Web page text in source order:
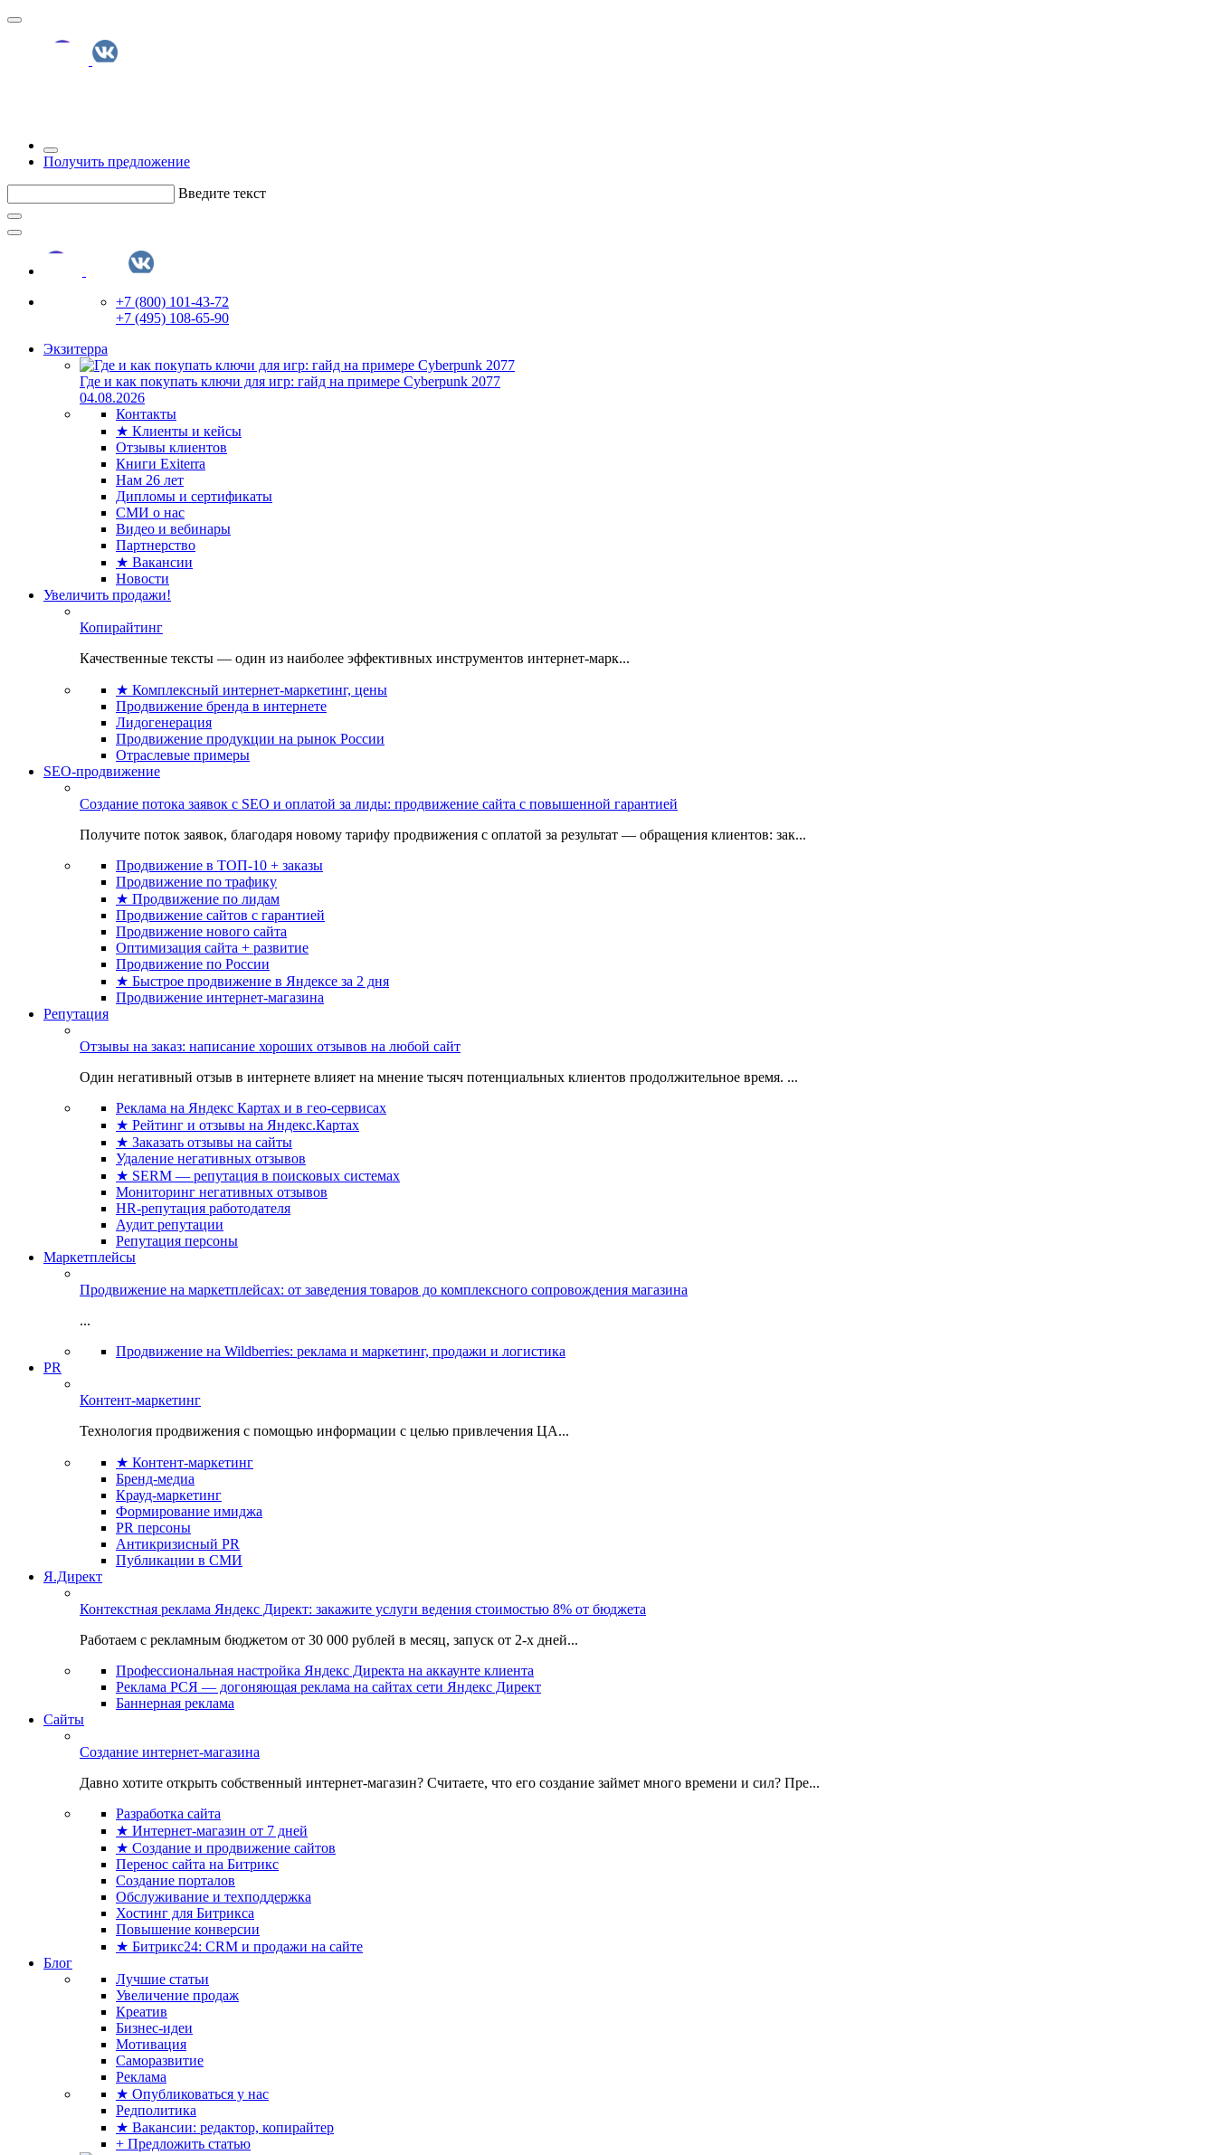
Получить предложение
Введите текст
+7 (800) 101-43-72
+7 (495) 108-65-90
Экзитерра
Где и как покупать ключи для игр: гайд на примере Cyberpunk 2077
04.08.2026
Контакты
★ Клиенты и кейсы
Отзывы клиентов
Книги Exiterra
Нам 26 лет
Дипломы и сертификаты
СМИ о нас
Видео и вебинары
Партнерство
★ Вакансии
Новости
Увеличить продажи!
Копирайтинг
Качественные тексты — один из наиболее эффективных инструментов интернет-марк...
★ Комплексный интернет-маркетинг, цены
Продвижение бренда в интернете
Лидогенерация
Продвижение продукции на рынок России
Отраслевые примеры
SEO-продвижение
Создание потока заявок с SEO и оплатой за лиды: продвижение сайта с повышенной гарантией
Получите поток заявок, благодаря новому тарифу продвижения с оплатой за результат — обращения клиентов: зак...
Продвижение в ТОП-10 + заказы
Продвижение по трафику
★ Продвижение по лидам
Продвижение сайтов с гарантией
Продвижение нового сайта
Оптимизация сайта + развитие
Продвижение по России
★ Быстрое продвижение в Яндексе за 2 дня
Продвижение интернет-магазина
Репутация
Отзывы на заказ: написание хороших отзывов на любой сайт
Один негативный отзыв в интернете влияет на мнение тысяч потенциальных клиентов продолжительное время. ...
Реклама на Яндекс Картах и в гео-сервисах
★ Рейтинг и отзывы на Яндекс.Картах
★ Заказать отзывы на сайты
Удаление негативных отзывов
★ SERM — репутация в поисковых системах
Мониторинг негативных отзывов
HR-репутация работодателя
Аудит репутации
Репутация персоны
Маркетплейсы
Продвижение на маркетплейсах: от заведения товаров до комплексного сопровождения магазина
...
Продвижение на Wildberries: реклама и маркетинг, продажи и логистика
PR
Контент-маркетинг
Технология продвижения с помощью информации с целью привлечения ЦА...
★ Контент-маркетинг
Бренд-медиа
Крауд-маркетинг
Формирование имиджа
PR персоны
Антикризисный PR
Публикации в СМИ
Я.Директ
Контекстная реклама Яндекс Директ: закажите услуги ведения стоимостью 8% от бюджета
Работаем с рекламным бюджетом от 30 000 рублей в месяц, запуск от 2-х дней...
Профессиональная настройка Яндекс Директа на аккаунте клиента
Реклама РСЯ — догоняющая реклама на сайтах сети Яндекс Директ
Баннерная реклама
Сайты
Создание интернет-магазина
Давно хотите открыть собственный интернет-магазин? Считаете, что его создание займет много времени и сил? Пре...
Разработка сайта
★ Интернет-магазин от 7 дней
★ Создание и продвижение сайтов
Перенос сайта на Битрикс
Создание порталов
Обслуживание и техподдержка
Хостинг для Битрикса
Повышение конверсии
★ Битрикс24: CRM и продажи на сайте
Блог
Лучшие статьи
Увеличение продаж
Креатив
Бизнес-идеи
Мотивация
Саморазвитие
Реклама
★ Опубликоваться у нас
Редполитика
★ Вакансии: редактор, копирайтер
+ Предложить статью